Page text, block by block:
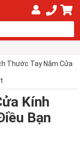
Thước Tay Nắm Cửa
Kính
Bạn